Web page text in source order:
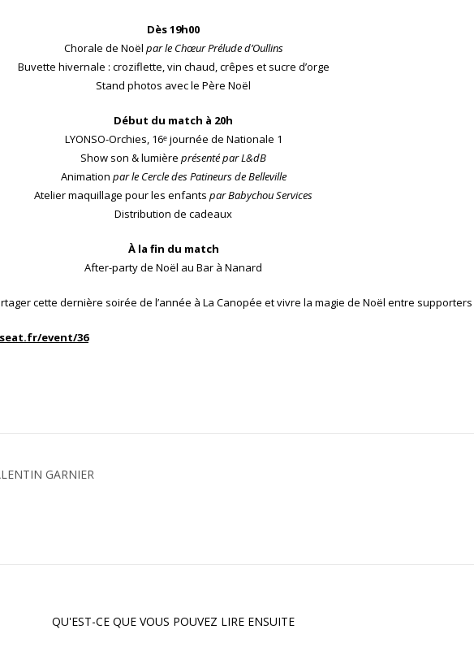
Dès 19h00
Chorale de Noël par le Chœur Prélude d’Oullins
Buvette hivernale : croziflette, vin chaud, crêpes et sucre d’orge
Stand photos avec le Père Noël
Début du match à 20h
LYONSO-Orchies, 16ᵉ journée de Nationale 1
Show son & lumièreprésenté par L&dB
Animation par le Cercle des Patineurs de Belleville
Atelier maquillage pour les enfantspar Babychou Services
Distribution de cadeaux
À la fin du match
After-party de Noël au Bar à Nanard
cette dernière soirée de l’année à La Canopée et vivre la magie de Noël entre supporters
event/36
GARNIER
QU'EST-CE QUE VOUS POUVEZ LIRE ENSUITE